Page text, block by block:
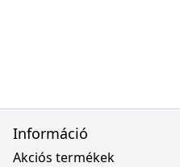
Információ
Akciós termékek